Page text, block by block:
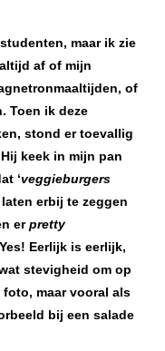
maar ik zie
af of mijn
of
Toen ik deze
stond er toevallig
keek in mijn pan
‘veggieburgers
erbij te zeggen
erpretty
Eerlijk is eerlijk,
stevigheid om op
maar vooral als
bij een salade